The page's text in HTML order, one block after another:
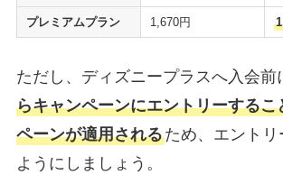
プレミアムプラン 1,670円
ただし、ディズニープラスへ入会前
らキャンペーンにエントリーするこ
ペーンが適用されるため、エント
ようにしましょう。